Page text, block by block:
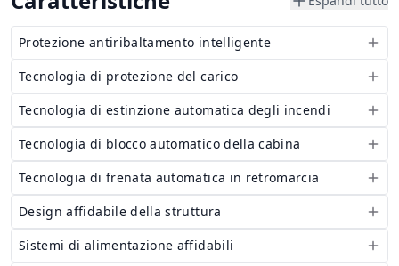
Protezione antiribaltamento intelligente
Tecnologia di protezione del carico
Tecnologia di estinzione automatica degli incendi
Tecnologia di blocco automatico della cabina
Tecnologia di frenata automatica in retromarcia
Design affidabile della struttura
Sistemi di alimentazione affidabili